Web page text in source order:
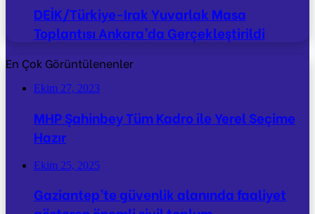
DEİK/Türkiye-Irak Yuvarlak Masa
Toplantısı Ankara’da Gerçekleştirildi
En Çok Görüntülenenler
Ekim 27, 2023
MHP Şahinbey Tüm Kadro ile Yerel Seçime
Hazır
Ekim 25, 2025
Gaziantep’te güvenlik alanında faaliyet